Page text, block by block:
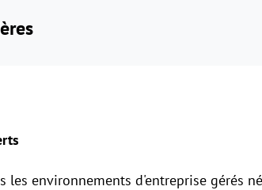
les environnements d'entreprise gérés